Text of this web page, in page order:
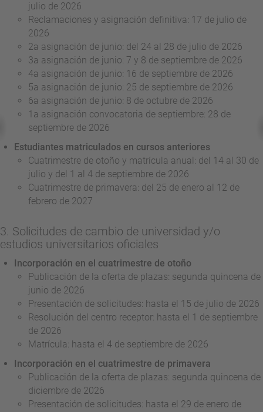
julio de 2026
Reclamaciones y asignación definitiva: 17 de julio de
2026
2a asignación de junio: del 24 al 28 de julio de 2026
3a asignación de junio: 7 y 8 de septiembre de 2026
4a asignación de junio: 16 de septiembre de 2026
5a asignación de junio: 25 de septiembre de 2026
6a asignación de junio: 8 de octubre de 2026
1a asignación convocatoria de septiembre: 28 de
septiembre de 2026
Estudiantes matriculados en cursos anteriores
Cuatrimestre de otoño y matrícula anual: del 14 al 30 de
julio y del 1 al 4 de septiembre de 2026
Cuatrimestre de primavera: del 25 de enero al 12 de
febrero de 2027
3. Solicitudes de cambio de universidad y/o
estudios universitarios oficiales
Incorporación en el cuatrimestre de otoño
Publicación de la oferta de plazas: segunda quincena de
junio de 2026
Presentación de solicitudes: hasta el 15 de julio de 2026
Resolución del centro receptor: hasta el 1 de septiembre
de 2026
Matrícula: hasta el 4 de septiembre de 2026
Incorporación en el cuatrimestre de primavera
Publicación de la oferta de plazas: segunda quincena de
diciembre de 2026
Presentación de solicitudes: hasta el 29 de enero de